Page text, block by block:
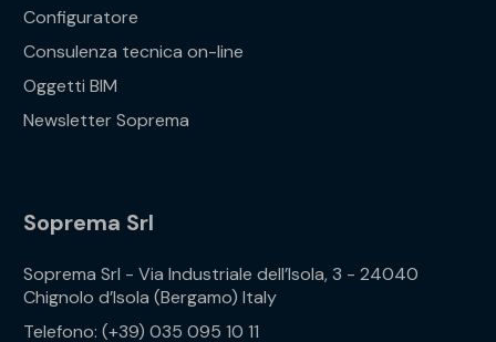
Configuratore
Consulenza tecnica on-line
Oggetti BIM
Newsletter Soprema
Soprema Srl
Soprema Srl - Via Industriale dell’Isola, 3 - 24040
Chignolo d’Isola (Bergamo) Italy
Telefono: (+39) 035 095 10 11